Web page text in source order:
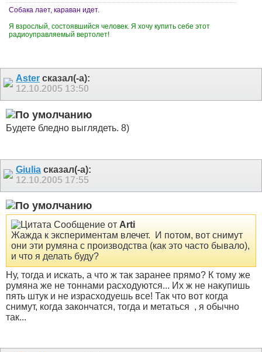
Собака лает, караван идет.
Я взрослый, состоявшийся человек. Я хочу купить себе этот
радиоуправляемый вертолет!
Aster сказал(-а):
12.10.2005 13:50
Будете бледно выглядеть. 8)
Giulia сказал(-а):
12.10.2005 17:55
Сообщение от Arti
Жажда к экспериментам влечет.
И потом, вот снимут
они эти румяна с производства (как это часто бывало),
и что я делать буду?
Ну, тогда и искать, а что ж так заранее прямо? К тому же
румяна же не тоннами расходуются... Их ж не накупишь
пять штук и не израсходуешь все! Так что вот когда
снимут, когда закончатся, тогда и метаться , я обычно
так...